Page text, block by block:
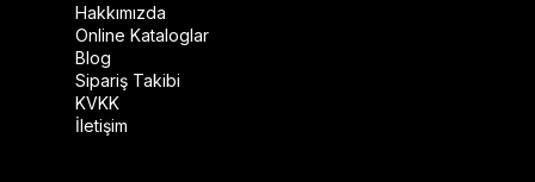
Hakkımızda
Online Kataloglar
Blog
Sipariş Takibi
KVKK
İletişim